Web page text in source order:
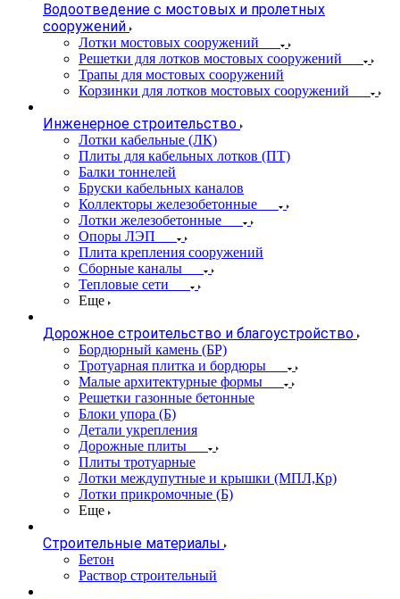
Водоотведение с мостовых и пролетных
сооружений
Лотки мостовых сооружений
Решетки для лотков мостовых сооружений
Трапы для мостовых сооружений
Корзинки для лотков мостовых сооружений
Инженерное строительство
Лотки кабельные (ЛК)
Плиты для кабельных лотков (ПТ)
Балки тоннелей
Бруски кабельных каналов
Коллекторы железобетонные
Лотки железобетонные
Опоры ЛЭП
Плита крепления сооружений
Сборные каналы
Тепловые сети
Еще
Дорожное строительство и благоустройство
Бордюрный камень (БР)
Тротуарная плитка и бордюры
Малые архитектурные формы
Решетки газонные бетонные
Блоки упора (Б)
Детали укрепления
Дорожные плиты
Плиты тротуарные
Лотки междупутные и крышки (МПЛ,Кр)
Лотки прикромочные (Б)
Еще
Строительные материалы
Бетон
Раствор строительный